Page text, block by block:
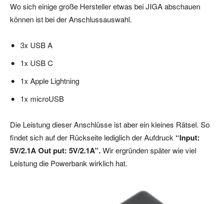
Wo sich einige große Hersteller etwas bei JIGA abschauen
können ist bei der Anschlussauswahl.
3x USB A
1x USB C
1x Apple Lightning
1x microUSB
Die Leistung dieser Anschlüsse ist aber ein kleines Rätsel. So
findet sich auf der Rückseite lediglich der Aufdruck “Input:
5V/2.1A Out put: 5V/2.1A”.Wir ergründen später wie viel
Leistung die Powerbank wirklich hat.